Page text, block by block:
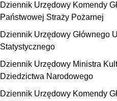
Dziennik Urzędowy Komendy
Państwowej Straży Pożarnej
Dziennik Urzędowy Głównego
Statystycznego
Dziennik Urzędowy Ministra
Dziedzictwa Narodowego
Dziennik Urzędowy Komendy